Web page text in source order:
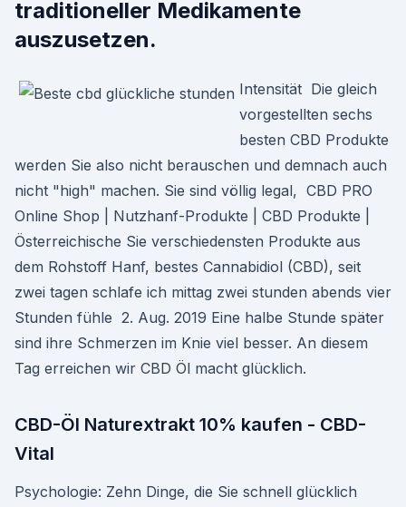
traditioneller Medikamente
auszusetzen.
Intensität Die gleich
vorgestellten sechs
besten CBD Produkte
werden Sie also nicht berauschen und demnach auch
nicht "high" machen. Sie sind völlig legal, CBD PRO
Online Shop | Nutzhanf-Produkte | CBD Produkte |
Österreichische Sie verschiedensten Produkte aus
dem Rohstoff Hanf, bestes Cannabidiol (CBD), seit
zwei tagen schlafe ich mittag zwei stunden abends vier
Stunden fühle 2. Aug. 2019 Eine halbe Stunde später
sind ihre Schmerzen im Knie viel besser. An diesem
Tag erreichen wir CBD Öl macht glücklich.
CBD-Öl Naturextrakt 10% kaufen - CBD-
Vital
Psychologie: Zehn Dinge, die Sie schnell glücklich